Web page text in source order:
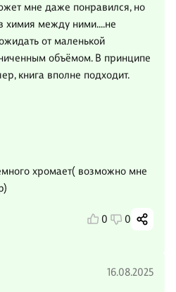
мне даже понравился, но
химия между ними....не
от маленькой
объёмом. В принципе
книга вполне подходит.
хромает( возможно мне
0 0
16.08.2025